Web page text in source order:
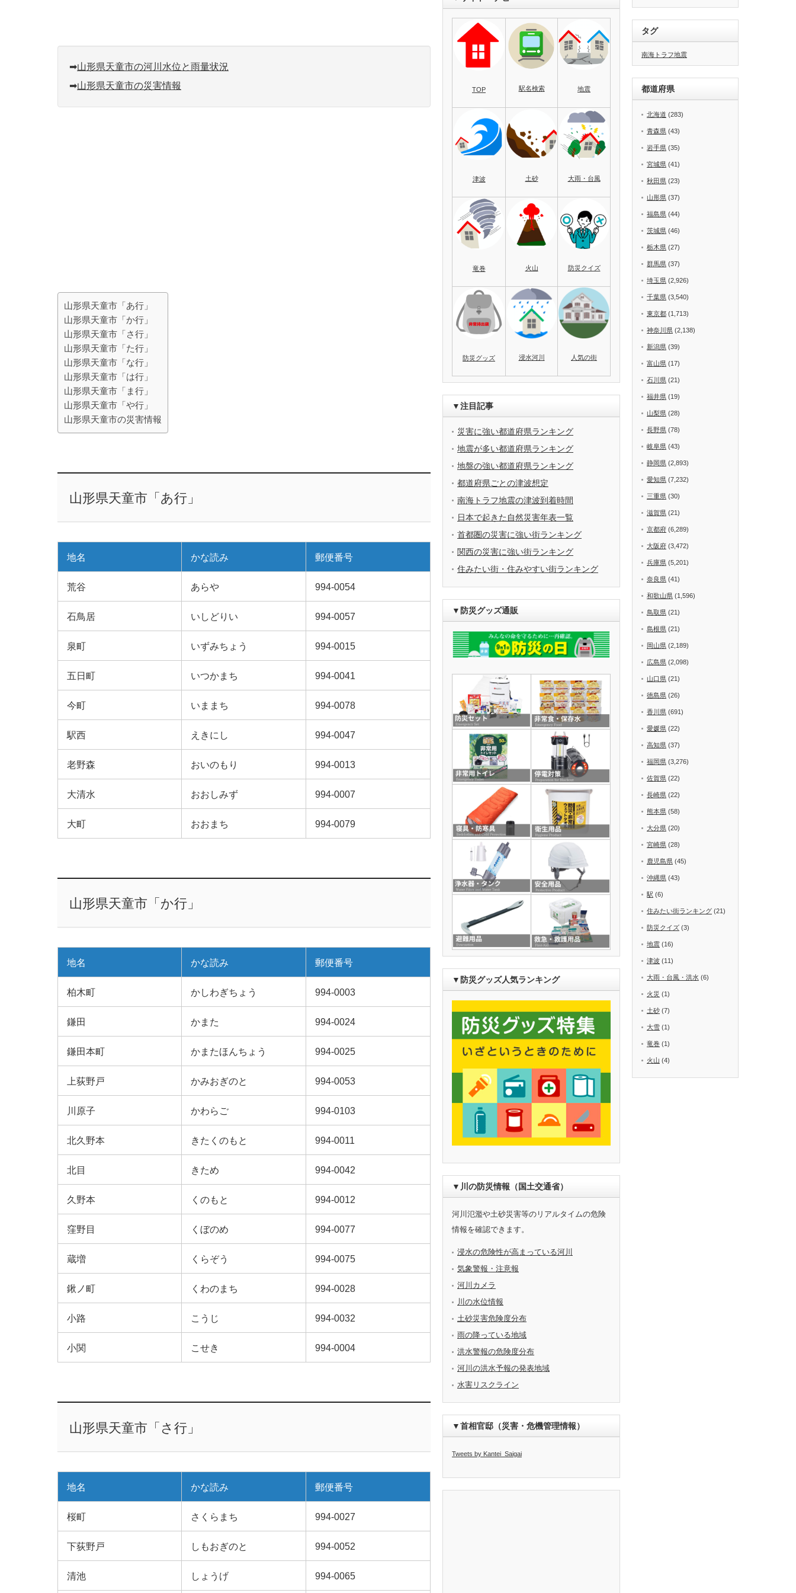
➡︎山形県天童市の河川水位と雨量状況
➡︎山形県天童市の災害情報
山形県天童市「あ行」
山形県天童市「か行」
山形県天童市「さ行」
山形県天童市「た行」
山形県天童市「な行」
山形県天童市「は行」
山形県天童市「ま行」
山形県天童市「や行」
山形県天童市の災害情報
山形県天童市「あ行」
地名 かな読み 郵便番号
荒谷 あらや 994-0054
石鳥居 いしどりい 994-0057
泉町 いずみちょう 994-0015
五日町 いつかまち 994-0041
今町 いままち 994-0078
駅西 えきにし 994-0047
老野森 おいのもり 994-0013
大清水 おおしみず 994-0007
大町 おおまち 994-0079
山形県天童市「か行」
地名 かな読み 郵便番号
柏木町 かしわぎちょう 994-0003
鎌田 かまた 994-0024
鎌田本町 かまたほんちょう 994-0025
上荻野戸 かみおぎのと 994-0053
川原子 かわらご 994-0103
北久野本 きたくのもと 994-0011
北目 きため 994-0042
久野本 くのもと 994-0012
窪野目 くぼのめ 994-0077
蔵増 くらぞう 994-0075
鍬ノ町 くわのまち 994-0028
小路 こうじ 994-0032
小関 こせき 994-0004
山形県天童市「さ行」
地名 かな読み 郵便番号
桜町 さくらまち 994-0027
下荻野戸 しもおぎのと 994-0052
清池 しょうげ 994-0065
TOP 駅名検索 地震
津波 土砂 大雨・台風
竜巻 火山 防災クイズ
防災グッズ 浸水河川 人気の街
▼注目記事
災害に強い都道府県ランキング
地震が多い都道府県ランキング
地盤の強い都道府県ランキング
都道府県ごとの津波想定
南海トラフ地震の津波到着時間
日本で起きた自然災害年表一覧
首都圏の災害に強い街ランキング
関西の災害に強い街ランキング
住みたい街・住みやすい街ランキング
▼防災グッズ通販
▼防災グッズ人気ランキング
▼川の防災情報（国土交通省）
河川氾濫や土砂災害等のリアルタイムの危険
情報を確認できます。
浸水の危険性が高まっている河川
気象警報・注意報
河川カメラ
川の水位情報
土砂災害危険度分布
雨の降っている地域
洪水警報の危険度分布
河川の洪水予報の発表地域
水害リスクライン
▼首相官邸（災害・危機管理情報）
Tweets by Kantei_Saigai
タグ
南海トラフ地震
都道府県
北海道 (283)
青森県 (43)
岩手県 (35)
宮城県 (41)
秋田県 (23)
山形県 (37)
福島県 (44)
茨城県 (46)
栃木県 (27)
群馬県 (37)
埼玉県 (2,926)
千葉県 (3,540)
東京都 (1,713)
神奈川県 (2,138)
新潟県 (39)
富山県 (17)
石川県 (21)
福井県 (19)
山梨県 (28)
長野県 (78)
岐阜県 (43)
静岡県 (2,893)
愛知県 (7,232)
三重県 (30)
滋賀県 (21)
京都府 (6,289)
大阪府 (3,472)
兵庫県 (5,201)
奈良県 (41)
和歌山県 (1,596)
鳥取県 (21)
島根県 (21)
岡山県 (2,189)
広島県 (2,098)
山口県 (21)
徳島県 (26)
香川県 (691)
愛媛県 (22)
高知県 (37)
福岡県 (3,276)
佐賀県 (22)
長崎県 (22)
熊本県 (58)
大分県 (20)
宮崎県 (28)
鹿児島県 (45)
沖縄県 (43)
駅 (6)
住みたい街ランキング (21)
防災クイズ (3)
地震 (16)
津波 (11)
大雨・台風・洪水 (6)
火災 (1)
土砂 (7)
大雪 (1)
竜巻 (1)
火山 (4)